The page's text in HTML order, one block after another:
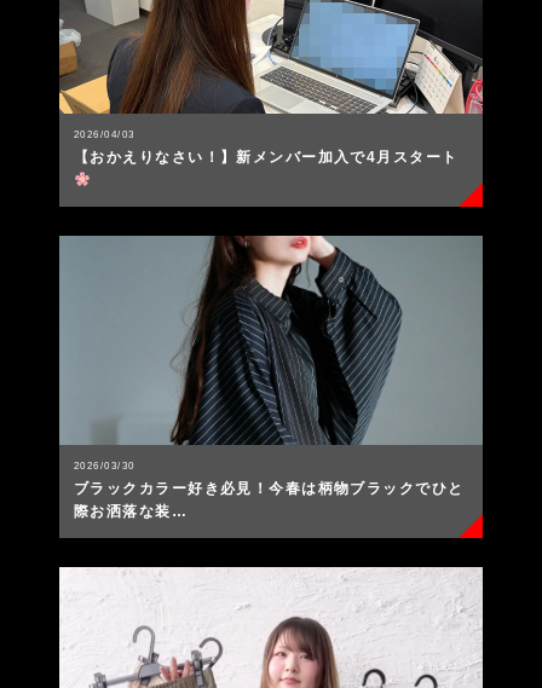
2026/04/03
【おかえりなさい！】新メンバー加入で4月スタート
2026/03/30
ブラックカラー好き必見！今春は柄物ブラックでひと
際お洒落な装…